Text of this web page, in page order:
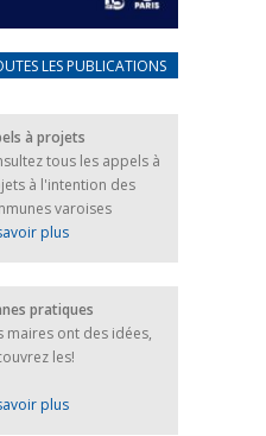
les réfugiés
LES PUBLICATIONS
à projets
tous les appels à
à l'intention des
varoises
plus
pratiques
maires ont des idées,
les!
plus